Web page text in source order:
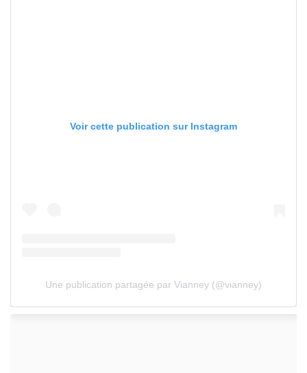
Voir cette publication sur Instagram
Une publication partagée par Vianney (@vianney)